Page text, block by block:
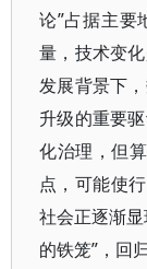
论”占据主要
量，技术变
发展背景下
升级的重要
化治理，但
点，可能使
社会正逐渐
的铁笼”，回